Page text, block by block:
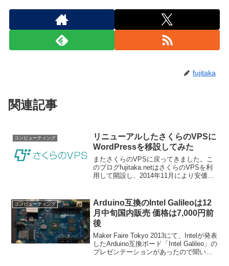
fujitaka
関連記事
コンピューティング
リニューアルしたさくらのVPSに
WordPressを移設してみた
またさくらのVPSに戻ってきました。こ
のブログfujitaka.netはさくらのVPSを利
用して開設し、2014年11月により安価な
VPSに再度移設...
コンピューティング
Arduino互換のIntel Galileoは12
月中旬国内販売 価格は7,000円前
後
Maker Faire Tokyo 2013にて、Intelが発表
したArduino互換ボード「Intel Galileo」の
プレゼンテーションがあったので聞いて